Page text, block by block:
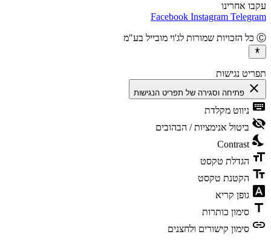
אחרינו
Facebook Instagram
נגישות
פתיחה וסגירה של תפריט הנגישות
ניווט מקלדת
ביטול אנימציות / הבהובים
Contrast
הגדלת טקסט
הקטנת טקסט
גופן קריא
סימון כותרות
סימון קישורים ולחצנים